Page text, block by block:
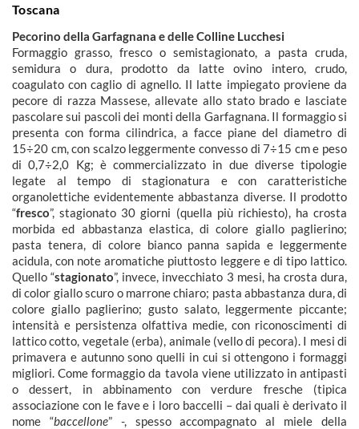
Toscana
Pecorino della Garfagnana e delle Colline Lucchesi
Formaggio grasso, fresco o semistagionato, a pasta cruda,
semidura o dura, prodotto da latte ovino intero, crudo,
coagulato con caglio di agnello. Il latte impiegato proviene da
pecore di razza Massese, allevate allo stato brado e lasciate
pascolare sui pascoli dei monti della Garfagnana. Il formaggio si
presenta con forma cilindrica, a facce piane del diametro di
15÷20 cm, con scalzo leggermente convesso di 7÷15 cm e peso
di 0,7÷2,0 Kg; è commercializzato in due diverse tipologie
legate al tempo di stagionatura e con caratteristiche
organolettiche evidentemente abbastanza diverse. Il prodotto
“fresco”, stagionato 30 giorni (quella più richiesto), ha crosta
morbida ed abbastanza elastica, di colore giallo paglierino;
pasta tenera, di colore bianco panna sapida e leggermente
acidula, con note aromatiche piuttosto leggere e di tipo lattico.
Quello “stagionato”, invece, invecchiato 3 mesi, ha crosta dura,
di color giallo scuro o marrone chiaro; pasta abbastanza dura, di
colore giallo paglierino; gusto salato, leggermente piccante;
intensità e persistenza olfattiva medie, con riconoscimenti di
lattico cotto, vegetale (erba), animale (vello di pecora). I mesi di
primavera e autunno sono quelli in cui si ottengono i formaggi
migliori. Come formaggio da tavola viene utilizzato in antipasti
o dessert, in abbinamento con verdure fresche (tipica
associazione con le fave e i loro baccelli – dai quali è derivato il
nome “baccellone” -, spesso accompagnato al miele della